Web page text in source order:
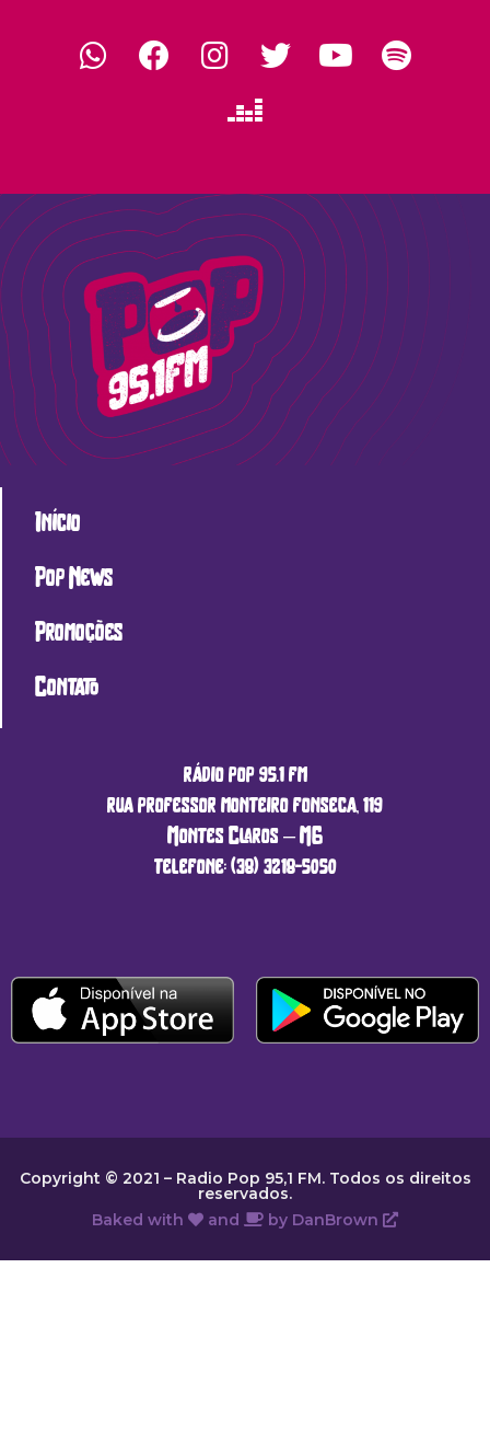
Início
Pop News
Promoções
rádio pop 95.1 fm
rua professor monteiro fonseca, 119
Montes Claros – MG
Copyright © 2021 – Radio Pop 95,1 FM. Todos os direitos
reservados.